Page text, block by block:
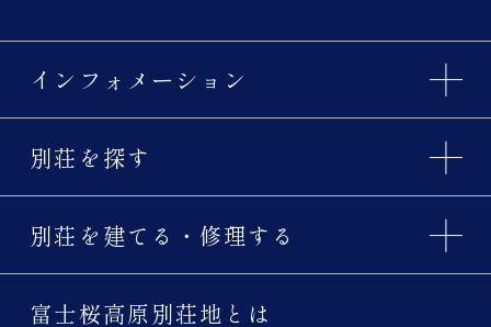
インフォメーション
別荘を探す
別荘を建てる・修理する
富士桜高原別荘地とは